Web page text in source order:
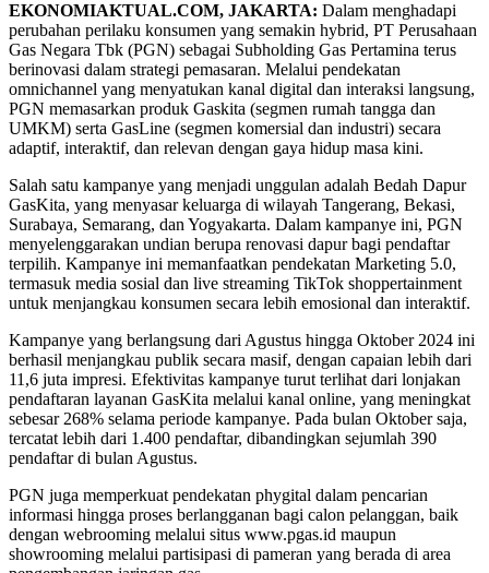
EKONOMIAKTUAL.COM, JAKARTA: Dalam menghadapi
perubahan perilaku konsumen yang semakin hybrid, PT Perusahaan
Gas Negara Tbk (PGN) sebagai Subholding Gas Pertamina terus
berinovasi dalam strategi pemasaran. Melalui pendekatan
omnichannel yang menyatukan kanal digital dan interaksi langsung,
PGN memasarkan produk Gaskita (segmen rumah tangga dan
UMKM) serta GasLine (segmen komersial dan industri) secara
adaptif, interaktif, dan relevan dengan gaya hidup masa kini.
Salah satu kampanye yang menjadi unggulan adalah Bedah Dapur
GasKita, yang menyasar keluarga di wilayah Tangerang, Bekasi,
Surabaya, Semarang, dan Yogyakarta. Dalam kampanye ini, PGN
menyelenggarakan undian berupa renovasi dapur bagi pendaftar
terpilih. Kampanye ini memanfaatkan pendekatan Marketing 5.0,
termasuk media sosial dan live streaming TikTok shoppertainment
untuk menjangkau konsumen secara lebih emosional dan interaktif.
Kampanye yang berlangsung dari Agustus hingga Oktober 2024 ini
berhasil menjangkau publik secara masif, dengan capaian lebih dari
11,6 juta impresi. Efektivitas kampanye turut terlihat dari lonjakan
pendaftaran layanan GasKita melalui kanal online, yang meningkat
sebesar 268% selama periode kampanye. Pada bulan Oktober saja,
tercatat lebih dari 1.400 pendaftar, dibandingkan sejumlah 390
pendaftar di bulan Agustus.
PGN juga memperkuat pendekatan phygital dalam pencarian
informasi hingga proses berlangganan bagi calon pelanggan, baik
dengan webrooming melalui situs www.pgas.id maupun
showrooming melalui partisipasi di pameran yang berada di area